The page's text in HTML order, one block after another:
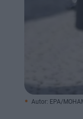
Autor: EPA/